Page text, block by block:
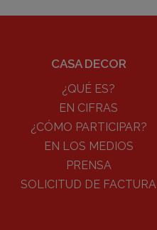
CASA DECOR
¿QUÉ ES?
EN CIFRAS
¿CÓMO PARTICIPAR?
EN LOS MEDIOS
PRENSA
SOLICITUD DE FACTURA